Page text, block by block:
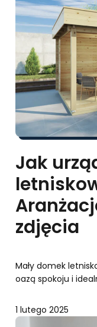
Jak
zdjęcia
Mały domek
oazą spokoju i
1 lutego 2025